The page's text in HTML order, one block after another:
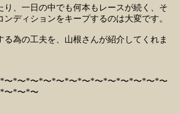
り、一日の中でも何本もレースが続く、そ
ディションをキープするのは大変です。
る為の工夫を、山根さんが紹介してくれま
*〜*〜*〜*〜*〜*〜*〜*〜*〜*〜*〜*〜
〜*〜*〜